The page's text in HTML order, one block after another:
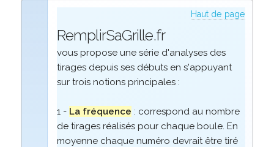
Haut de page
RemplirSaGrille.fr
vous propose une série d'analyses des
tirages depuis ses débuts en s'appuyant
sur trois notions principales :
1 - La fréquence : correspond au nombre
de tirages réalisés pour chaque boule. En
moyenne chaque numéro devrait être tiré